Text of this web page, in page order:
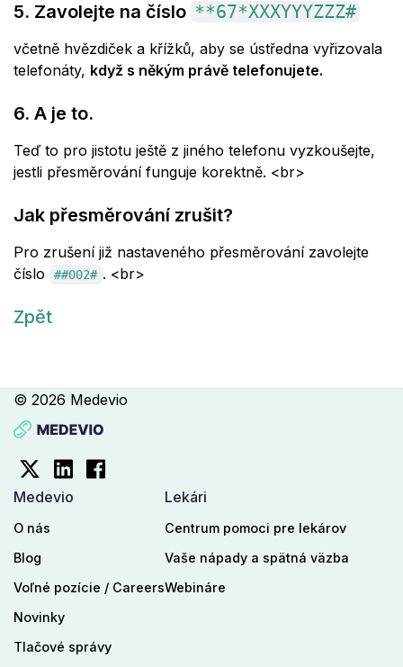
5. Zavolejte na číslo **67*XXXYYYZZZ#
včetně hvězdiček a křížků, aby se ústředna vyřizovala
telefonáty, když s někým právě telefonujete.
6. A je to.
Teď to pro jistotu ještě z jiného telefonu vyzkoušejte,
jestli přesměrování funguje korektně. <br>
Jak přesměrování zrušit?
Pro zrušení již nastaveného přesměrování zavolejte
číslo
##002# . <br>
Zpět
© 2026 Medevio
Medevio
O nás
Blog
Voľné pozície / Careers
Novinky
Tlačové správy
Lekári
Centrum pomoci pre lekárov
Vaše nápady a spätná väzba
Webináre